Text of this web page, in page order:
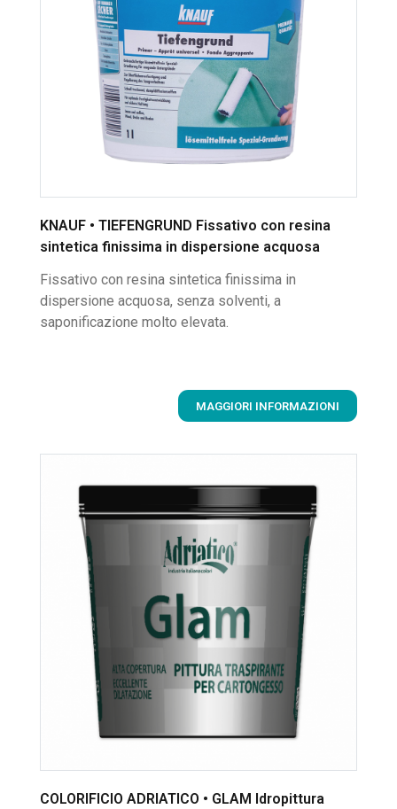
KNAUF • TIEFENGRUND Fissativo con resina
sintetica finissima in dispersione acquosa
Fissativo con resina sintetica finissima in
dispersione acquosa, senza solventi, a
saponificazione molto elevata.
MAGGIORI INFORMAZIONI
COLORIFICIO ADRIATICO • GLAM Idropittura